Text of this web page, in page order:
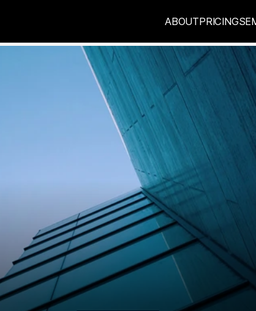
ABOUTPRICING